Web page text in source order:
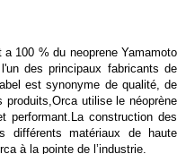
100 % du neoprene Yamamoto
des principaux fabricants de
est synonyme de qualité, de
utilise le néoprène
performant.La construction des
différents matériaux de haute
à la pointe de l’industrie.